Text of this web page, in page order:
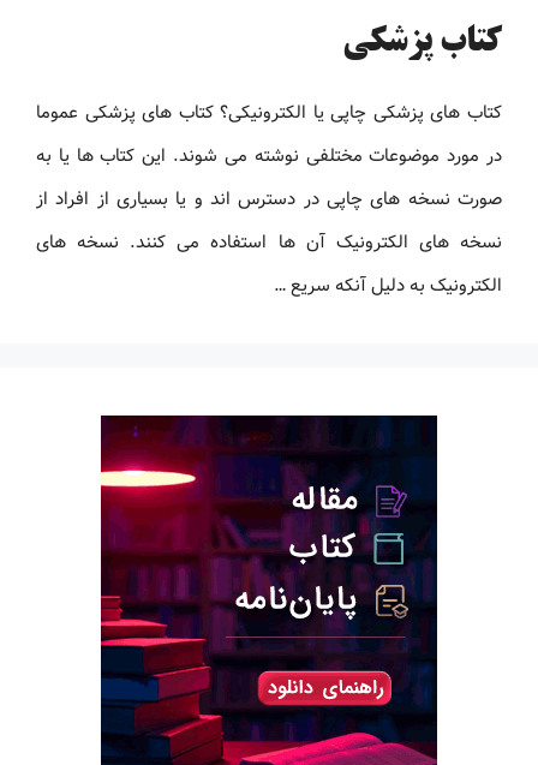
کتاب پزشکی
کتاب های پزشکی چاپی یا الکترونیکی؟ کتاب های پزشکی عموما
در مورد موضوعات مختلفی نوشته می شوند. این کتاب ها یا به
صورت نسخه های چاپی در دسترس اند و یا بسیاری از افراد از
نسخه های الکترونیک آن ها استفاده می کنند. نسخه های
الکترونیک به دلیل آنکه سریع …